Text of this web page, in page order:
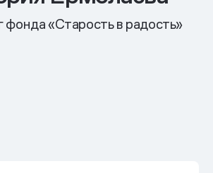
фонда «Старость в радость»